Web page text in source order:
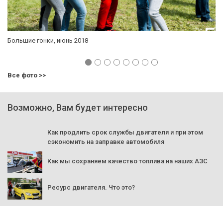
Большие гонки, июнь 2018
Все фото >>
Возможно, Вам будет интересно
Как продлить срок службы двигателя и при этом
сэкономить на заправке автомобиля
Как мы сохраняем качество топлива на наших АЗС
Ресурс двигателя. Что это?